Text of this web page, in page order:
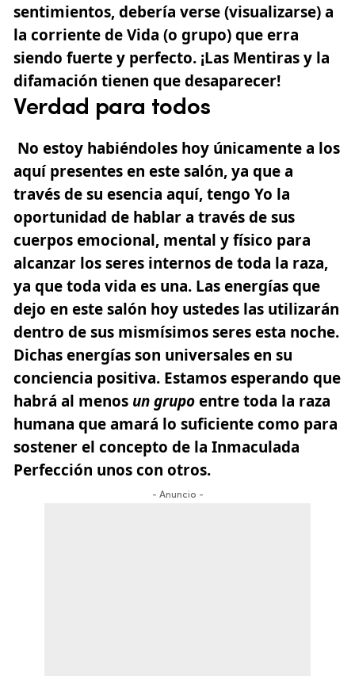
sentimientos, debería verse (visualizarse) a
la corriente de Vida (o grupo) que erra
siendo fuerte y perfecto. ¡Las Mentiras y la
difamación tienen que desaparecer!
Verdad para todos
No estoy habiéndoles hoy únicamente a los
aquí presentes en este salón, ya que a
través de su esencia aquí, tengo Yo la
oportunidad de hablar a través de sus
cuerpos emocional, mental y físico para
alcanzar los seres internos de toda la raza,
ya que toda vida es una. Las energías que
dejo en este salón hoy ustedes las utilizarán
dentro de sus mismísimos seres esta noche.
Dichas energías son universales en su
conciencia positiva. Estamos esperando que
habrá al menos un grupoentre toda la raza
humana que amará lo suficiente como para
sostener el concepto de la Inmaculada
Perfección unos con otros.
- Anuncio -